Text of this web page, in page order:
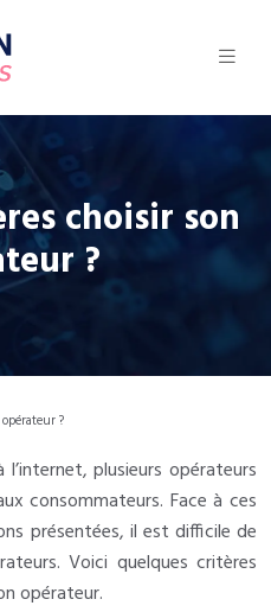
choisir son
?
?
plusieurs opérateurs
consommateurs. Face à ces
présentées, il est difficile de
Voici quelques critères
opérateur.